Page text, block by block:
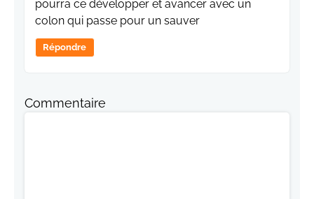
pourra ce développer et avancer avec un
colon qui passe pour un sauver
Répondre
Commentaire